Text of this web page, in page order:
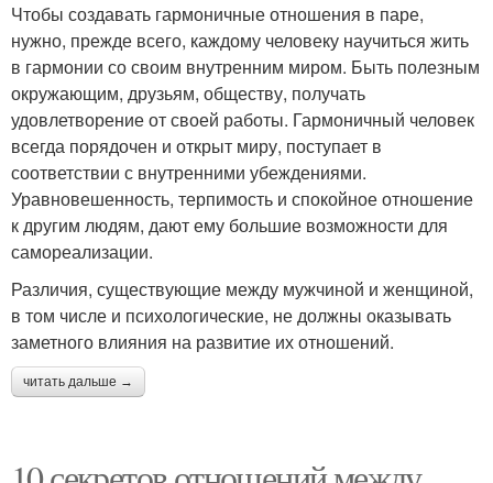
Чтобы создавать гармоничные отношения в паре,
нужно, прежде всего, каждому человеку научиться жить
в гармонии со своим внутренним миром. Быть полезным
окружающим, друзьям, обществу, получать
удовлетворение от своей работы. Гармоничный человек
всегда порядочен и открыт миру, поступает в
соответствии с внутренними убеждениями.
Уравновешенность, терпимость и спокойное отношение
к другим людям, дают ему большие возможности для
самореализации.
Различия, существующие между мужчиной и женщиной,
в том числе и психологические, не должны оказывать
заметного влияния на развитие их отношений.
читать дальше →